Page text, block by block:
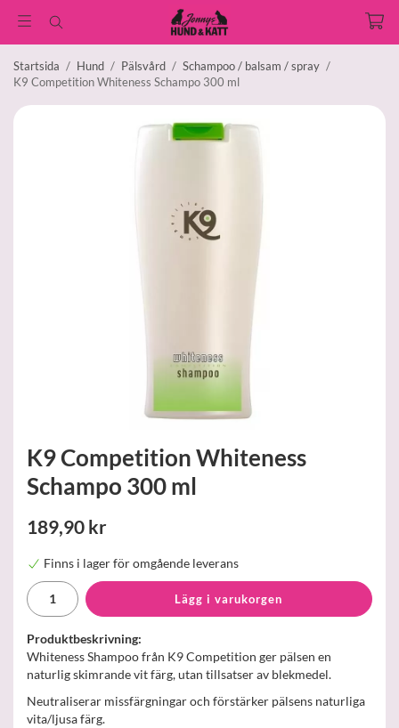
Startsida / Hund / Pälsvård / Schampoo / balsam / spray /
K9 Competition Whiteness Schampo 300 ml
K9 Competition Whiteness
Schampo 300 ml
189,90 kr
Finns i lager för omgående leverans
Lägg i varukorgen
Produktbeskrivning:
Whiteness Shampoo från K9 Competition ger pälsen en
naturlig skimrande vit färg, utan tillsatser av blekmedel.
Neutraliserar missfärgningar och förstärker pälsens naturliga
vita/ljusa färg.